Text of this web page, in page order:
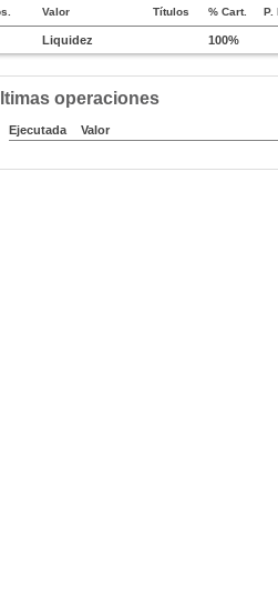
Valor Títulos % Cart. P.
Liquidez 100%
operaciones
Ejecutada Valor